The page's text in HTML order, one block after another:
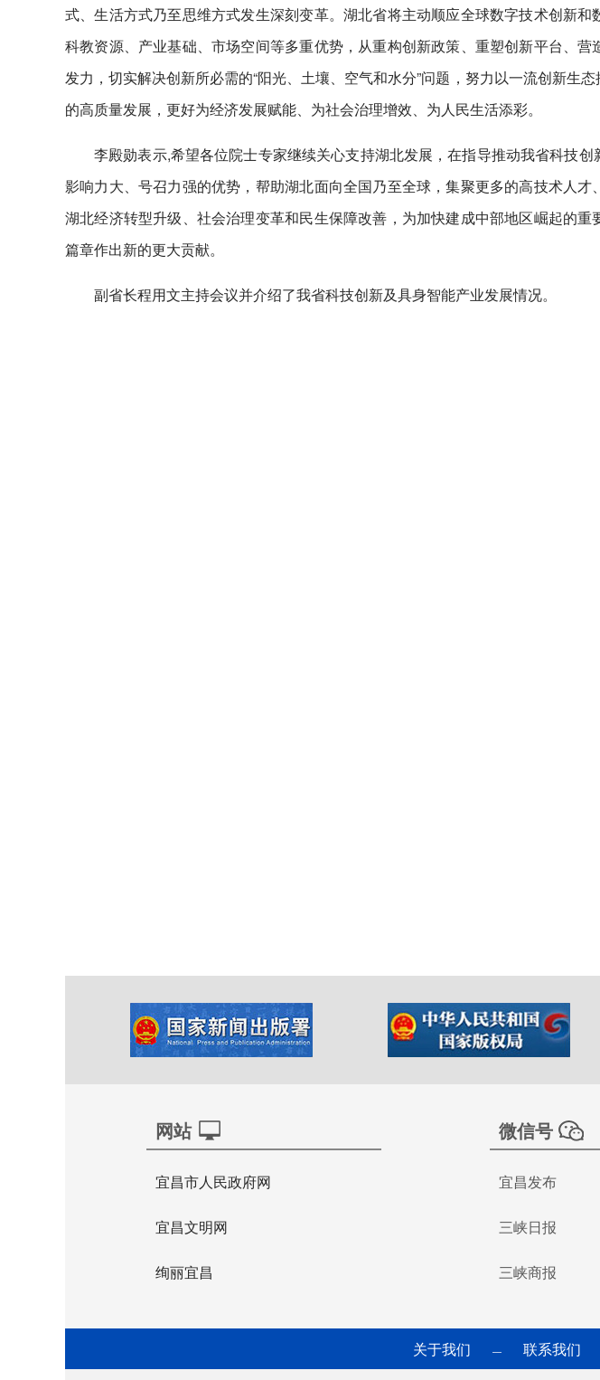
式、生活方式乃至思维方式发生深刻变革。湖北省将主动顺应全球数字技术创新和
科教资源、产业基础、市场空间等多重优势，从重构创新政策、重塑创新平台、
发力，切实解决创新所必需的“阳光、土壤、空气和水分”问题，努力以一流创新生
的高质量发展，更好为经济发展赋能、为社会治理增效、为人民生活添彩。
李殿勋表示,希望各位院士专家继续关心支持湖北发展，在指导推动我省科技
影响力大、号召力强的优势，帮助湖北面向全国乃至全球，集聚更多的高技术人
湖北经济转型升级、社会治理变革和民生保障改善，为加快建成中部地区崛起的
篇章作出新的更大贡献。
副省长程用文主持会议并介绍了我省科技创新及具身智能产业发展情况。
网站
宜昌市人民政府网
宜昌文明网
绚丽宜昌
微信号
宜昌发布
三峡日报
三峡商报
关于我们 — 联系我们